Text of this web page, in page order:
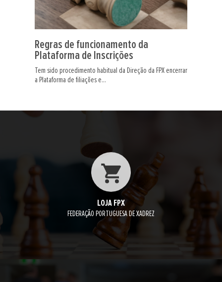
Regras de funcionamento da
Plataforma de Inscrições
Tem sido procedimento habitual da Direção da FPX encerrar
a Plataforma de filiações e...
LOJA FPX
FEDERAÇÃO PORTUGUESA DE XADREZ